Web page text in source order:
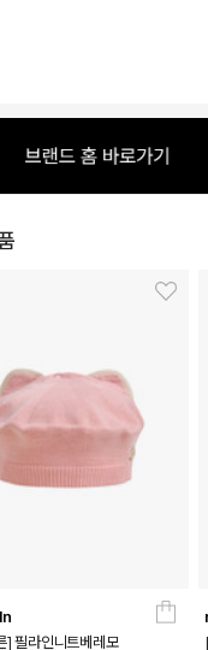
] 필라인니트베레모